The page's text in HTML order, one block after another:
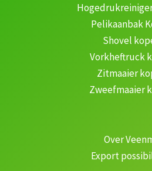
Pelikaanbak
Shovel
Vorkheftruck
Zitmaaier
Zweefmaaier
Over
Export